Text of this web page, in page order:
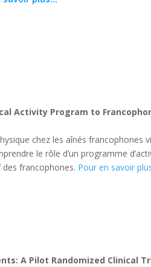
Activity Program to
chez les aînés francophones
le rôle d’un programme
francophones. Pour en savoir
A Pilot Randomized Clinical